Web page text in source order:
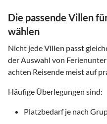
Die passende Villen
wählen
Nicht jedeVillen passt
der Auswahl von
achten Reisende meist auf
Häufige Überlegungen sind:
Platzbedarf je nach